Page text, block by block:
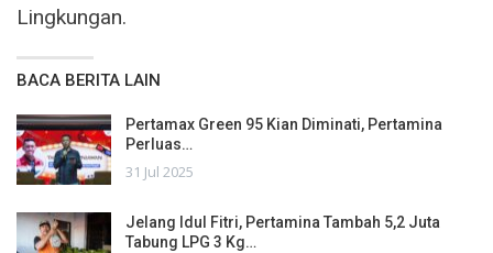
Lingkungan.
BACA BERITA LAIN
Pertamax Green 95 Kian Diminati, Pertamina
Perluas…
31 Jul 2025
Jelang Idul Fitri, Pertamina Tambah 5,2 Juta
Tabung LPG 3 Kg…